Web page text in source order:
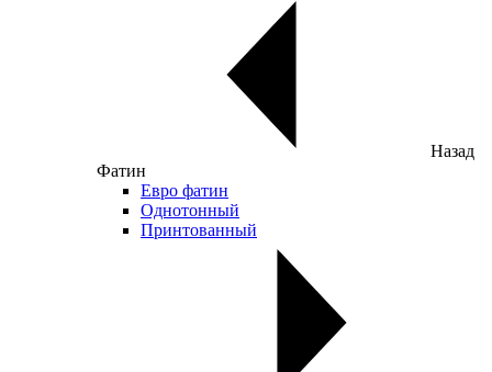
Назад
Фатин
Евро фатин
Однотонный
Принтованный